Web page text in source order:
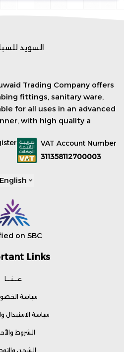
Links
عـــنـــا
سياسة
سياسة الاستبدال
الشروط
الشحن
Trading Company offers
fittings, sanitary ware,
for all uses in an advanced
with high quality a
VAT Account Number
311358112700003
on SBC